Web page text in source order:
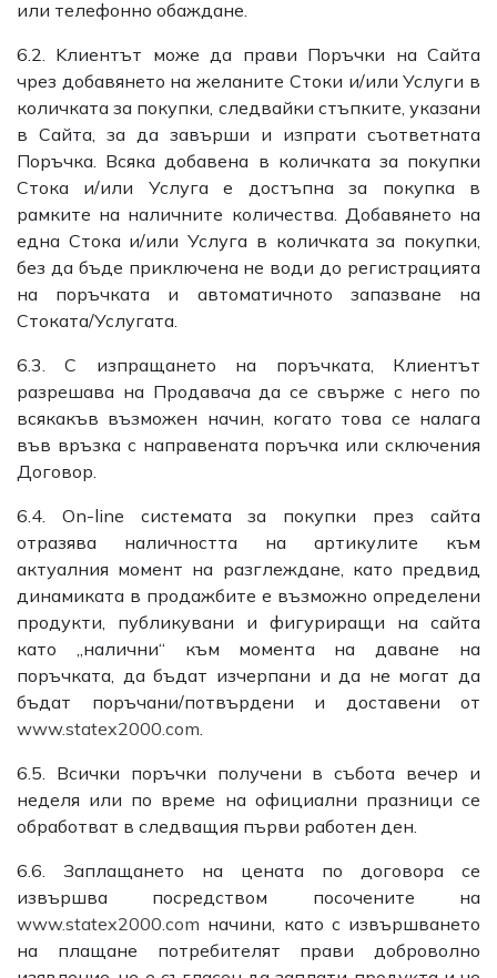
или телефонно обаждане.
6.2. Kлиентът може да прави Поръчки на Сайта
чрез добавянето на желаните Стоки и/или Услуги в
количката за покупки, следвайки стъпките, указани
в Сайта, за да завърши и изпрати съответната
Поръчка. Всяка добавена в количката за покупки
Стока и/или Услуга е достъпна за покупка в
рамките на наличните количества. Добавянето на
една Стока и/или Услуга в количката за покупки,
без да бъде приключена не води до регистрацията
на поръчката и автоматичното запазване на
Стоката/Услугата.
6.3. С изпращането на поръчката, Клиентът
разрешава на Продавача да се свърже с него пo
всякакъв възможен начин, когато това се налага
във връзка с направената поръчка или сключения
Договор.
6.4. Оn-line системата за покупки през сайта
отразява наличността на артикулите към
актуалния момент на разглеждане, като предвид
динамиката в продажбите е възможно определени
продукти, публикувани и фигуриращи на сайта
като „налични“ към момента на даване на
поръчката, да бъдат изчерпани и да не могат да
бъдат поръчани/потвърдени и доставени от
www.statex2000.com.
6.5. Всички поръчки получени в събота вечер и
неделя или по време на официални празници се
обработват в следващия първи работен ден.
6.6. Заплащането на цената по договора се
извършва посредством посочените на
www.statex2000.com начини, като с извършването
на плащане потребителят прави доброволно